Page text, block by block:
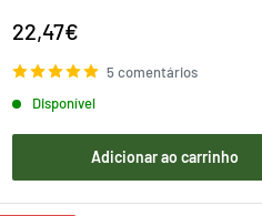
Preço
venda
22,47€
5 comentários
Disponível
Adicionar ao carrinho